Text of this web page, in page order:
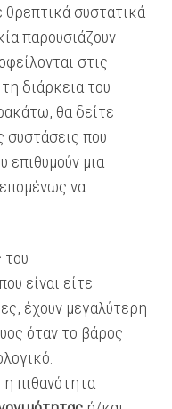
θρεπτικά συστατικά
παρουσιάζουν
στις
διάρκεια του
θα δείτε
συστάσεις που
επιθυμούν μια
να
του
είναι είτε
έχουν μεγαλύτερη
όταν το βάρος
πιθανότητα